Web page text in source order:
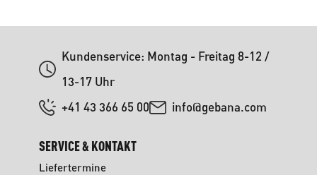
Kundenservice: Montag - Freitag 8-12 /
13-17 Uhr
+41 43 366 65 00
info@gebana.com
SERVICE & KONTAKT
Liefertermine